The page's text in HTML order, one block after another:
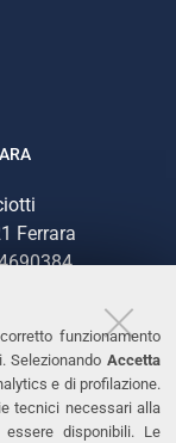
funzionamento
Selezionando Accetta
e di profilazione.
tecnici necessari alla
disponibili. Le
Ferrara